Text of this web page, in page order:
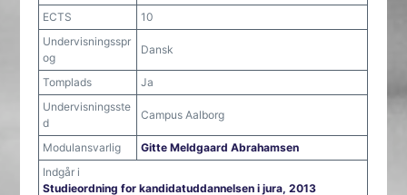
ECTS
10
Undervisningsspr
og
Dansk
Tomplads
Ja
Undervisningsste
d
Campus Aalborg
Modulansvarlig
Gitte Meldgaard Abrahamsen
Indgår i
Studieordning for kandidatuddannelsen i jura, 2013